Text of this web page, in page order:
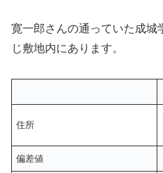
寛一郎さんの通っていた成城
じ敷地内にあります。
住所
偏差値